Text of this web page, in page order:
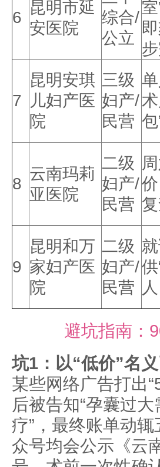
6
昆明市延
安医院
综合/
公立
7
昆明安琪
儿妇产医
院
三级
妇产/
民营
8
云南玛莉
亚医院
二级
妇产/
民营
9
昆明和万
家妇产医
院
二级
妇产/
民营
避坑指南：
坑1：以“低价”名
某些网络广告打出
后被告知“孕囊过
疗”，最终账单动
众号均会公示《云